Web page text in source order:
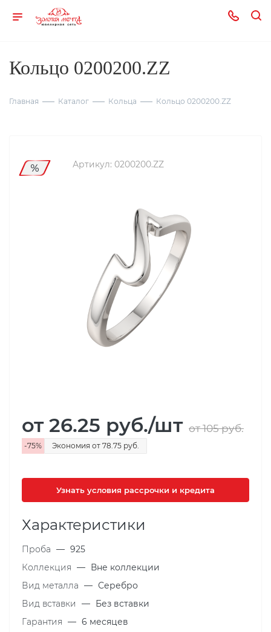
Кольцо 0200200.ZZ
Главная Каталог Кольца Кольцо 0200200.ZZ
Артикул: 0200200.ZZ
от 26.25 руб./шт от 105руб.
-75% Экономия от 78.75 руб.
Узнать условия рассрочки и кредита
Характеристики
Проба — 925
Коллекция — Вне коллекции
Вид металла — Серебро
Вид вставки
— Без вставки
Гарантия — 6 месяцев